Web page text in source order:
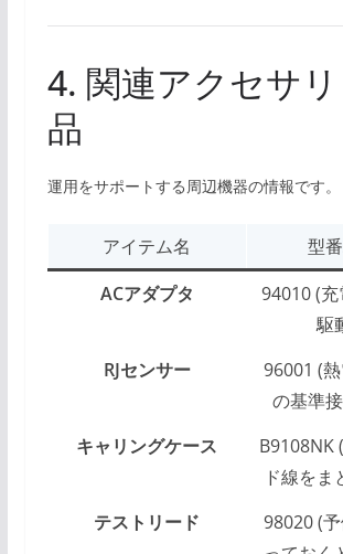
4. 関連アクセサ
品
運用をサポートする周辺機器の情報です。
アイテム名
型
ACアダプタ
94010 (
駆
RJセンサー
96001 (
の基準
キャリングケース
B9108NK
ド線をま
テストリード
98020 (